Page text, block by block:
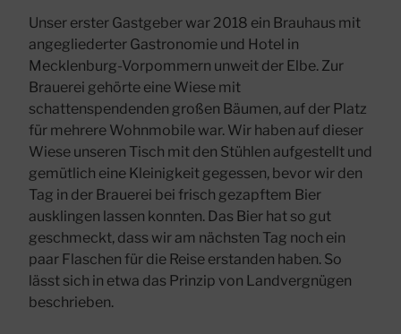
Unser erster Gastgeber war 2018 ein Brauhaus mit
angegliederter Gastronomie und Hotel in
Mecklenburg-Vorpommern unweit der Elbe. Zur
Brauerei gehörte eine Wiese mit
schattenspendenden großen Bäumen, auf der Platz
für mehrere Wohnmobile war. Wir haben auf dieser
Wiese unseren Tisch mit den Stühlen aufgestellt und
gemütlich eine Kleinigkeit gegessen, bevor wir den
Tag in der Brauerei bei frisch gezapftem Bier
ausklingen lassen konnten. Das Bier hat so gut
geschmeckt, dass wir am nächsten Tag noch ein
paar Flaschen für die Reise erstanden haben. So
lässt sich in etwa das Prinzip von Landvergnügen
beschrieben.